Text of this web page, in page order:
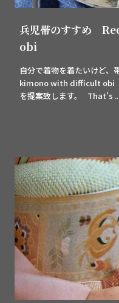
兵児帯のすすめ
obi
自分で着物を着たいけど
kimono with difficult obi
を提案致します。 That's